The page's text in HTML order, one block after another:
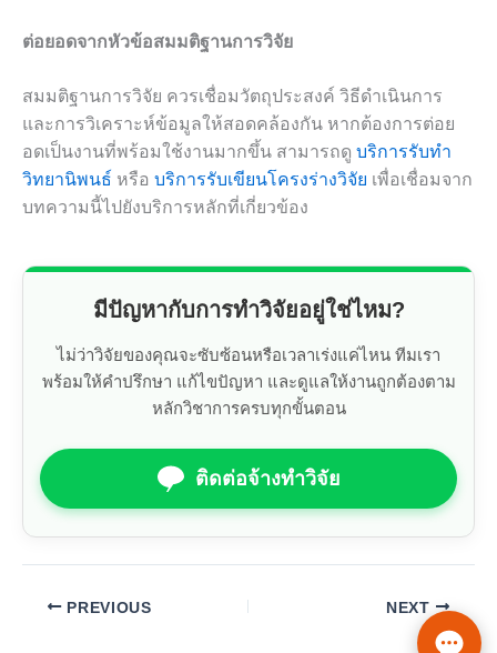
ต่อยอดจากหัวข้อสมมติฐานการวิจัย
สมมติฐานการวิจัย ควรเชื่อมวัตถุประสงค์ วิธีดำเนินการ
และการวิเคราะห์ข้อมูลให้สอดคล้องกัน หากต้องการต่อย
อดเป็นงานที่พร้อมใช้งานมากขึ้น สามารถดู บริการรับทำ
วิทยานิพนธ์ หรือ บริการรับเขียนโครงร่างวิจัย เพื่อเชื่อมจาก
บทความนี้ไปยังบริการหลักที่เกี่ยวข้อง
มีปัญหากับการทำวิจัยอยู่ใช่ไหม?
ไม่ว่าวิจัยของคุณจะซับซ้อนหรือเวลาเร่งแค่ไหน ทีมเรา
พร้อมให้คำปรึกษา แก้ไขปัญหา และดูแลให้งานถูกต้องตาม
หลักวิชาการครบทุกขั้นตอน
ติดต่อจ้างทำวิจัย
PREVIOUS NEXT